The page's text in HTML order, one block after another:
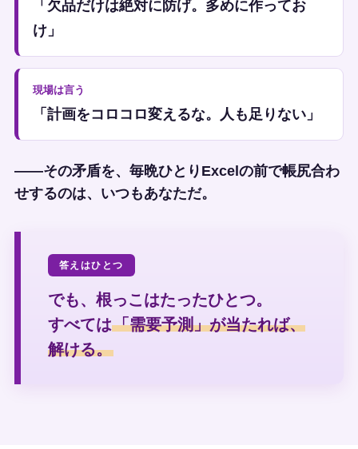
「欠品だけは絶対に防げ。多めに作ってお
け」
現場は言う
「計画をコロコロ変えるな。人も足りない」
——その矛盾を、毎晩ひとりExcelの前で帳尻合わ
せするのは、いつもあなただ。
答えはひとつ
でも、根っこはたったひとつ。
すべては「需要予測」が当たれば、
解ける。